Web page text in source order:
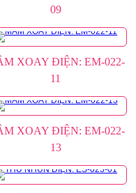
09
XOAY ĐIỆN: EM-022-
11
XOAY ĐIỆN: EM-022-
13